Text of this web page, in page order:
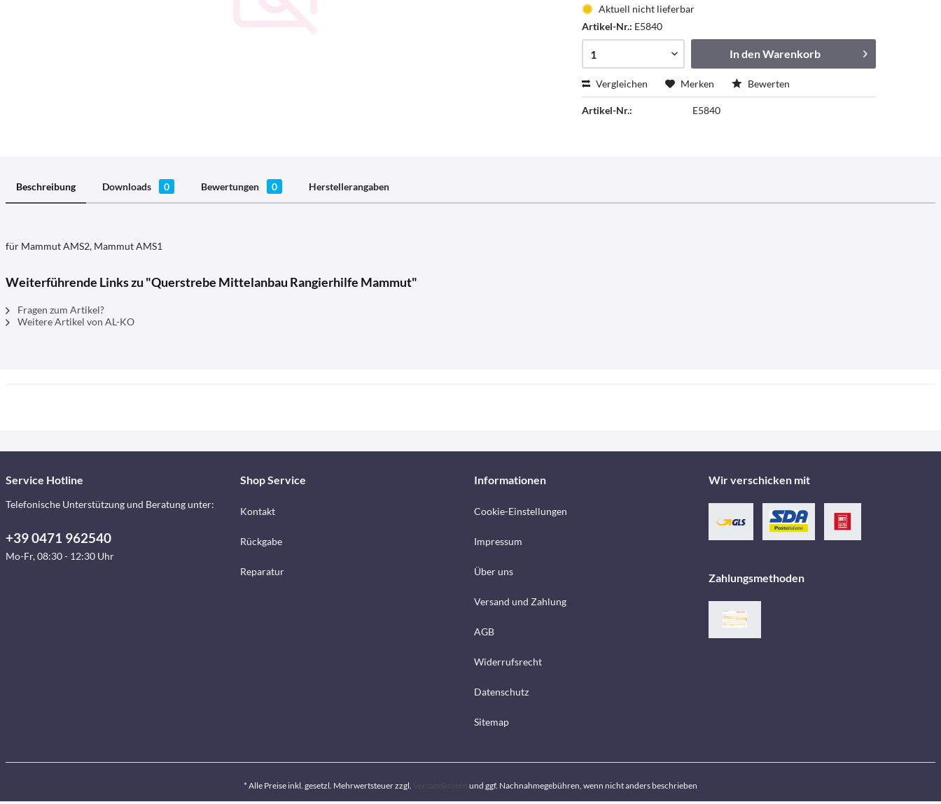
Aktuell nicht lieferbar
Artikel-Nr.: E5840
In denWarenkorb
Vergleichen Merken Bewerten
Artikel-Nr.: E5840
Beschreibung Downloads 0 Bewertungen 0 Herstellerangaben
für Mammut AMS2, Mammut AMS1
Weiterführende Links zu "Querstrebe Mittelanbau Rangierhilfe Mammut"
Fragen zum Artikel?
Weitere Artikel von AL-KO
Service Hotline
Telefonische Unterstützung und Beratung unter:
+39 0471 962540
Mo-Fr, 08:30 - 12:30 Uhr
Shop Service
Kontakt
Rückgabe
Reparatur
Informationen
Cookie-Einstellungen
Impressum
Über uns
Versand und Zahlung
AGB
Widerrufsrecht
Datenschutz
Sitemap
Wir verschicken mit
Zahlungsmethoden
* Alle Preise inkl. gesetzl. Mehrwertsteuer zzgl. und ggf. Nachnahmegebühren, wenn nicht anders beschrieben